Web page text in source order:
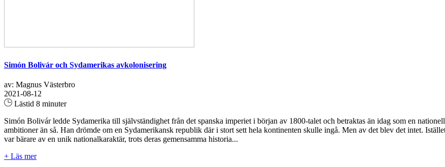
Simón Bolivár och Sydamerikas avkolonisering
av: Magnus Västerbro
2021-08-12
Lästid 8 minuter
Simón Bolivár ledde Sydamerika till självständighet från det spanska imperiet i början av 1800-talet och betraktas än idag som en
ambitioner än så. Han drömde om en Sydamerikansk republik där i stort sett hela kontinenten skulle ingå. Men av det blev det intet.
var bärare av en unik nationalkaraktär, trots deras gemensamma historia...
+ Läs mer